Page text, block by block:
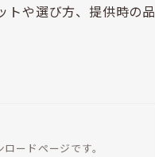
トや選び方、提供時の品
ードページです。